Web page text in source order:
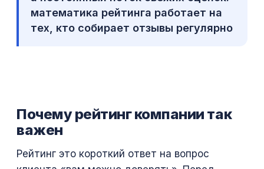
математика рейтинга работает на
тех, кто собирает отзывы регулярно
Почему рейтинг компании так
важен
Рейтинг это короткий ответ на вопрос